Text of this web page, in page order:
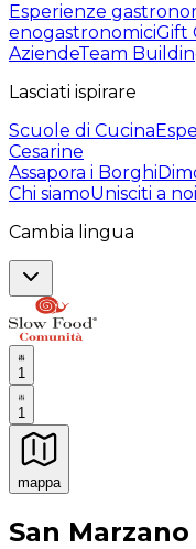
Esperienze
enogastronomiciGift
AziendeTeam
Lasciati ispirare
Scuole di Cucina
Cesarine
Assapora i Borghi
Chi siamoUnisciti a noi
Cambia lingua
1
1
mappa
Esperienze culinarie
San